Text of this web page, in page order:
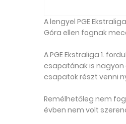
A lengyel PGE
Góra ellen fognak
A PGE Ekstraliga 1.
csapatának is nagyon
csapatok részt venni
Remélhetőleg nem
évben nem volt